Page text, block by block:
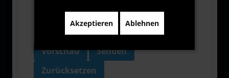
Vorschau
Senden
Zurücksetzen
Akzeptieren Ablehnen